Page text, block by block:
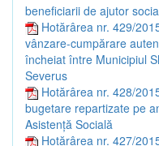
beneficiarii de ajutor
Hotărârea nr. 429/
vânzare-cumpărare
încheiat între Municipiul
Severus
Hotărârea nr. 428/
bugetare repartizate pe
Asistență Socială
Hotărârea nr. 427/